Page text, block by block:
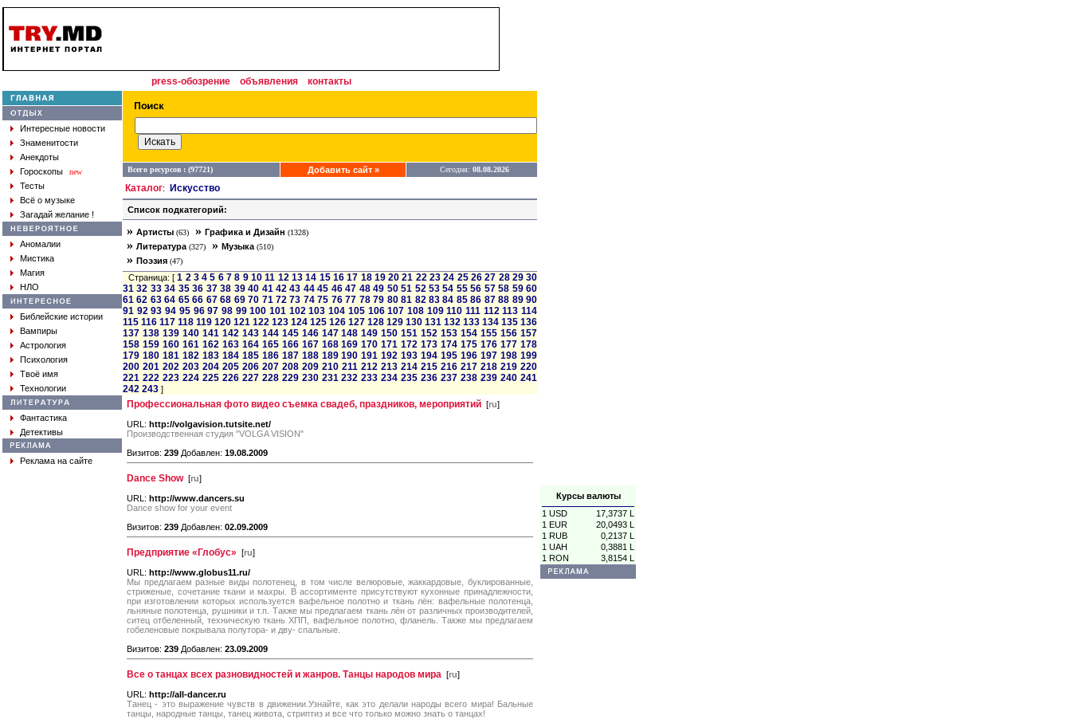
Курсы валюты
1 USD
17,3737 L
1 EUR
20,0493 L
1 RUB
0,2137 L
1 UAH
0,3881 L
1 RON
3,8154 L
press-обозрение объявления контакты
Интересные новости
Знаменитости
Анекдоты
Гороскопы
new
Тесты
Всё о музыке
Загадай желание !
Аномалии
Мистика
Магия
НЛО
Библейские истории
Вампиры
Астрология
Психология
Твоё имя
Технологии
Фантастика
Детективы
Реклама на сайте
Всего ресурсов : (97721) Добавить сайт » Сегодня: 08.08.2026
Каталог: Искусство
Список подкатегорий:
» Артисты (63) » Графика и Дизайн (1328)
» Литература (327) » Музыка (510)
» Поэзия (47)
Страница: [1 2 3 4 5 6 7 8 9 10 11 12 13 14 15 16 17 18 19 20 21 22 23 24 25 26 27 28 29 30
31 32 33 34 35 36 37 38 39 40 41 42 43 44 45 46 47 48 49 50 51 52 53 54 55 56 57 58 59 60
61 62 63 64 65 66 67 68 69 70 71 72 73 74 75 76 77 78 79 80 81 82 83 84 85 86 87 88 89 90
91 92 93 94 95 96 97 98 99 100 101 102 103 104 105 106 107 108 109 110 111 112 113 114
115 116 117 118 119 120 121 122 123 124 125 126 127 128 129 130 131 132 133 134 135 136
137 138 139 140 141 142 143 144 145 146 147 148 149 150 151 152 153 154 155 156 157
158 159 160 161 162 163 164 165 166 167 168 169 170 171 172 173 174 175 176 177 178
179 180 181 182 183 184 185 186 187 188 189 190 191 192 193 194 195 196 197 198 199
200 201 202 203 204 205 206 207 208 209 210 211 212 213 214 215 216 217 218 219 220
221 222 223 224 225 226 227 228 229 230 231 232 233 234 235 236 237 238 239 240 241
242 243 ]
Профессиональная фото видео съемка свадеб, праздников, мероприятий [ru]
URL: http://volgavision.tutsite.net/
Производственная студия "VOLGA VISION"
Визитов: 239 Добавлен: 19.08.2009
Dance Show[ru]
URL: http://www.dancers.su
Dance show for your event
Визитов: 239 Добавлен: 02.09.2009
Предприятие «Глобус» [ru]
URL: http://www.globus11.ru/
Мы предлагаем разные виды полотенец, в том числе велюровые, жаккардовые, буклированные,
стриженые, сочетание ткани и махры. В ассортименте присутствуют кухонные принадлежности,
при изготовлении которых используется вафельное полотно и ткань лён: вафельные полотенца,
льняные полотенца, рушники и т.п. Также мы предлагаем ткань лён от различных производителей,
ситец отбеленный, техническую ткань ХПП, вафельное полотно, фланель. Также мы предлагаем
гобеленовые покрывала полутора- и дву- спальные.
Визитов: 239 Добавлен: 23.09.2009
Все о танцах всех разновидностей и жанров. Танцы народов мира [ru]
URL: http://all-dancer.ru
Танец - это выражение чувств в движении.Узнайте, как это делали народы всего мира! Бальные
танцы, народные танцы, танец живота, стриптиз и все что только можно знать о танцах!